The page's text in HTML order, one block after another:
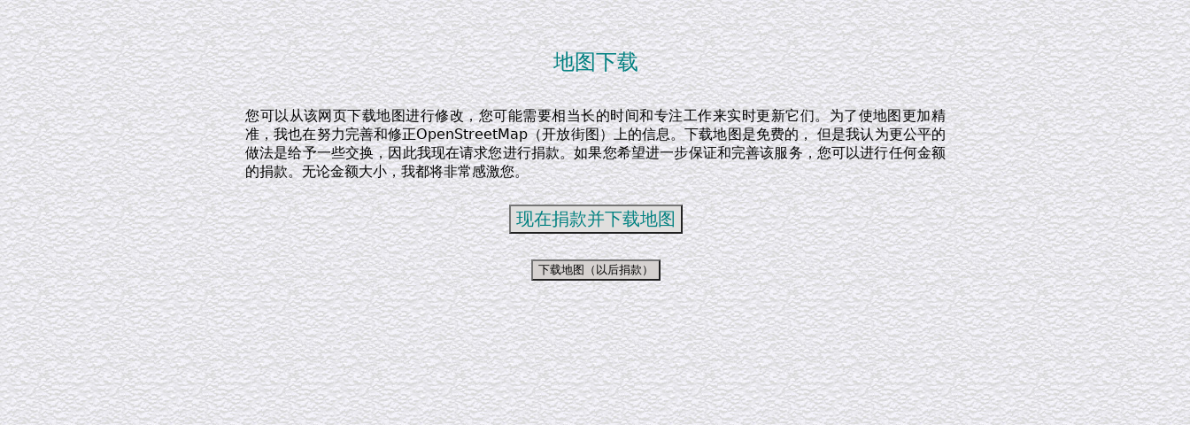
地图下载
您可以从该网页下载地图进行修改，您可能需要相当长的时间和专注工作来实时更新它们。为了使地图更加精
准，我也在努力完善和修正OpenStreetMap（开放街图）上的信息。下载地图是免费的， 但是我认为更公平的
做法是给予一些交换，因此我现在请求您进行捐款。如果您希望进一步保证和完善该服务，您可以进行任何金额
的捐款。无论金额大小，我都将非常感激您。